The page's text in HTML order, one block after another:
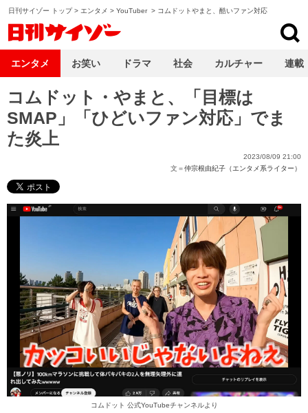
日刊サイゾー トップ> エンタメ > YouTuber > コムドットやまと、酷いファン対応
コムドット・やまと、「目標は
SMAP」「ひどいファン対応」でま
た炎上
2023/08/09 21:00
文＝仲宗根由紀子（エンタメ系ライター）
コムドット 公式YouTubeチャンネルより
エンタメ お笑い ドラマ 社会 カルチャー 連載